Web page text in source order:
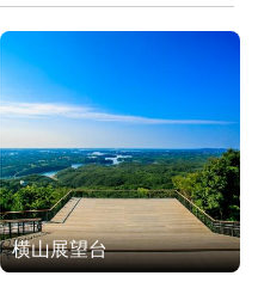
横山展望台